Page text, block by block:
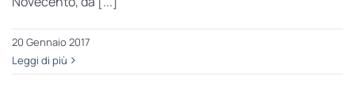
20 Gennaio 2017
Leggi di più